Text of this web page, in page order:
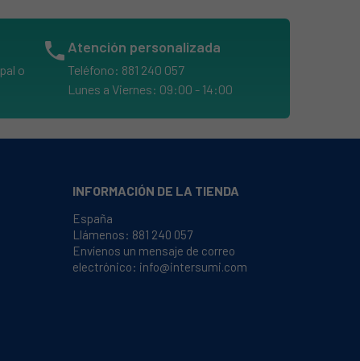
o
phone Atención personalizada
Teléfono: 881 240 057
Lunes a Viernes: 09:00 - 14:00
INFORMACIÓN DE LA TIENDA
España
Llámenos: 881 240 057
Envíenos un mensaje de correo
electrónico: info@intersumi.com